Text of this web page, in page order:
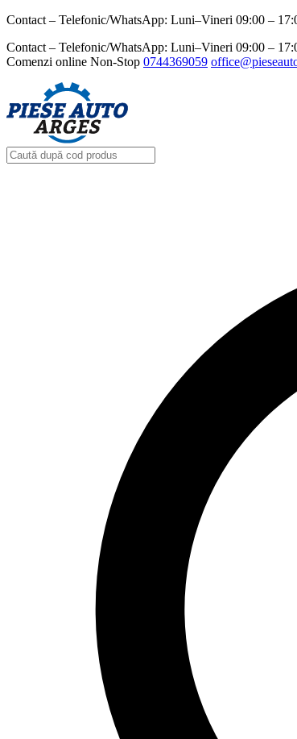
Contact – Telefonic/WhatsApp: Luni–Vineri 09:00 –
Contact – Telefonic/WhatsApp: Luni–Vineri 09:00 –
Comenzi online Non-Stop 0744369059‬